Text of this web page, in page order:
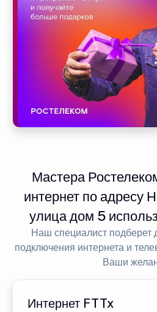
Мастера
интернет по адресу
улица дом 5
Наш специалист подберет
подключения интернета и
Ваши
Интернет FTTx